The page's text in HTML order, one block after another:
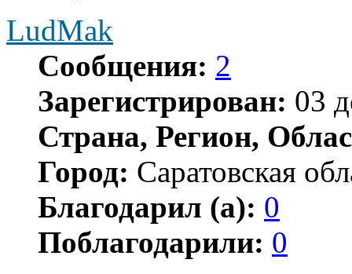
LudMak
Сообщения: 2
Зарегистрирован: 03
Страна, Регион,
Город: Саратовская
Благодарил (а): 0
Поблагодарили: 0